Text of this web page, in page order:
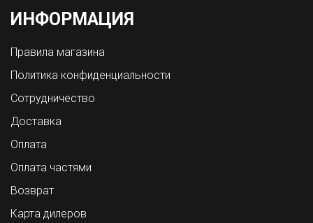
ИНФОРМАЦИЯ
Правила магазина
Политика конфиденциальности
Сотрудничество
Доставка
Оплата
Оплата частями
Возврат
Карта дилеров